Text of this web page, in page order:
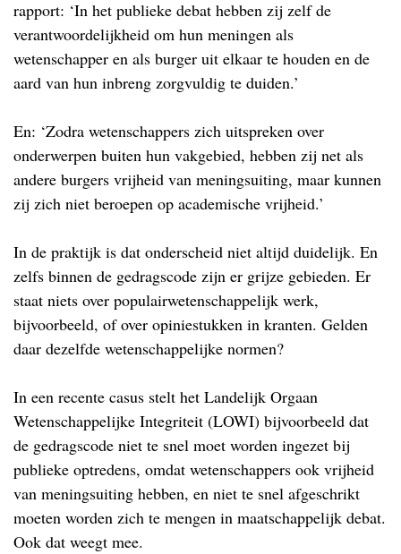
rapport: ‘In het publieke debat hebben zij zelf de
verantwoordelijkheid om hun meningen als
wetenschapper en als burger uit elkaar te houden en de
aard van hun inbreng zorgvuldig te duiden.’
En: ‘Zodra wetenschappers zich uitspreken over
onderwerpen buiten hun vakgebied, hebben zij net als
andere burgers vrijheid van meningsuiting, maar kunnen
zij zich niet beroepen op academische vrijheid.’
In de praktijk is dat onderscheid niet altijd duidelijk. En
zelfs binnen de gedragscode zijn er grijze gebieden. Er
staat niets over populairwetenschappelijk werk,
bijvoorbeeld, of over opiniestukken in kranten. Gelden
daar dezelfde wetenschappelijke normen?
In een recente casus stelt het Landelijk Orgaan
Wetenschappelijke Integriteit (LOWI) bijvoorbeeld dat
de gedragscode niet te snel moet worden ingezet bij
publieke optredens, omdat wetenschappers ook vrijheid
van meningsuiting hebben, en niet te snel afgeschrikt
moeten worden zich te mengen in maatschappelijk debat.
Ook dat weegt mee.